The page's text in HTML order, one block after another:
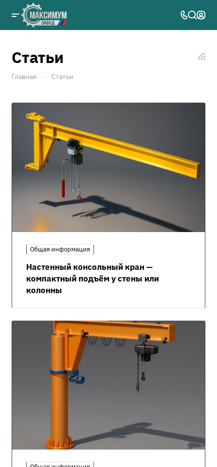
Статьи
Главная — Статьи
Общая информация
Настенный консольный кран —
компактный подъём у стены или
колонны